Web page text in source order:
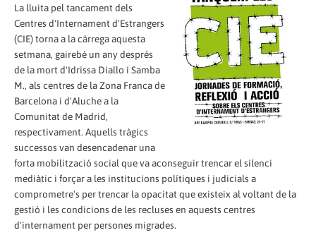
La lluita pel tancament dels
Centres d'Internament d'Estrangers
(CIE) torna a la càrrega aquesta
setmana, gairebé un any després
de la mort d'Idrissa Diallo i Samba
M., als centres de la Zona Franca de
Barcelona i d'Aluche a la
Comunitat de Madrid,
respectivament. Aquells tràgics
successos van desencadenar una
forta mobilització social que va aconseguir trencar el silenci
mediàtic i forçar a les institucions polítiques i judicials a
comprometre's per trencar la opacitat que existeix al voltant de la
gestió i les condicions de les recluses en aquests centres
d'internament per persones migrades.